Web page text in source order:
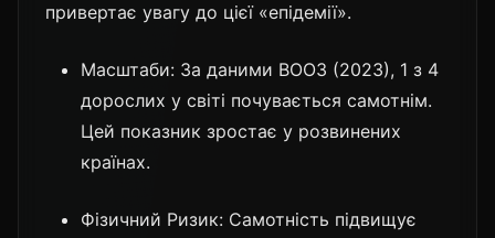
привертає увагу до цієї «епідемії».
Масштаби: За даними ВООЗ (2023), 1 з 4
дорослих у світі почувається самотнім.
Цей показник зростає у розвинених
країнах.
Фізичний Ризик: Самотність підвищує